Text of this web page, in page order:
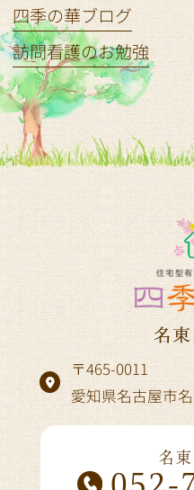
四季の華ブログ
訪問看護のお勉強
〒465-0011
愛知県名古屋市
名
052-